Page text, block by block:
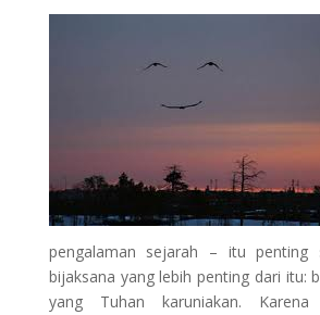
pengalaman sejarah – itu penting
bijaksana yang lebih penting dari itu:
yang Tuhan karuniakan. Karena